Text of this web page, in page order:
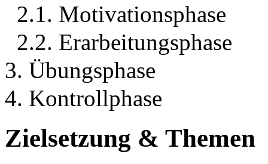
2.1. Motivationsphase
2.2. Erarbeitungsphase
3. Übungsphase
4. Kontrollphase
Zielsetzung & Themen